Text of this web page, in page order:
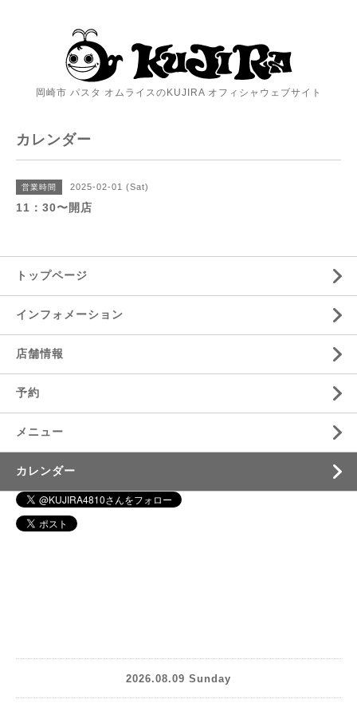
岡崎市 パスタ オムライスのKUJIRA オフィシャウェブサイト
カレンダー
営業時間 2025-02-01 (Sat)
11：30〜開店
トップページ
インフォメーション
店舗情報
予約
メニュー
カレンダー
2026.08.09 Sunday